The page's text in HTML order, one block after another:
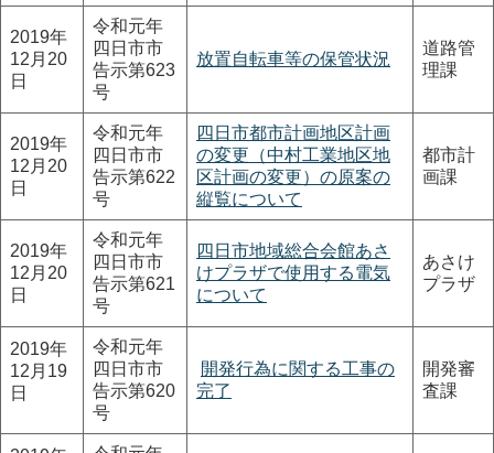
2019年
12月20
日
令和元年
四日市市
告示第623
号
放置自転車等の保管状況
道路管
理課
2019年
12月20
日
令和元年
四日市市
告示第622
号
四日市都市計画地区計画
の変更（中村工業地区地
区計画の変更）の原案の
縦覧について
都市計
画課
2019年
12月20
日
令和元年
四日市市
告示第621
号
四日市地域総合会館あさ
けプラザで使用する電気
について
あさけ
プラザ
2019年
12月19
日
令和元年
四日市市
告示第620
号
開発行為に関する工事の
完了
開発審
査課